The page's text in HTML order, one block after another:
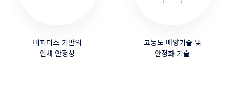
비피더스 기반의
인체 안정성
고농도 배양기술 및
안정화 기술